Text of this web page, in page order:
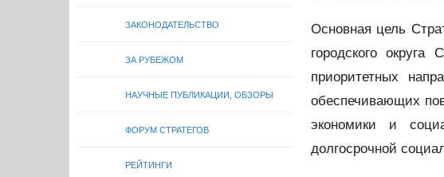
ЗАКОНОДАТЕЛЬСТВО
ЗА РУБЕЖОМ
НАУЧНЫЕ ПУБЛИКАЦИИ, ОБЗОРЫ
ФОРУМ СТРАТЕГОВ
РЕЙТИНГИ
Основная цель
городского
приоритетных
обеспечивающих
экономики и
долгосрочной